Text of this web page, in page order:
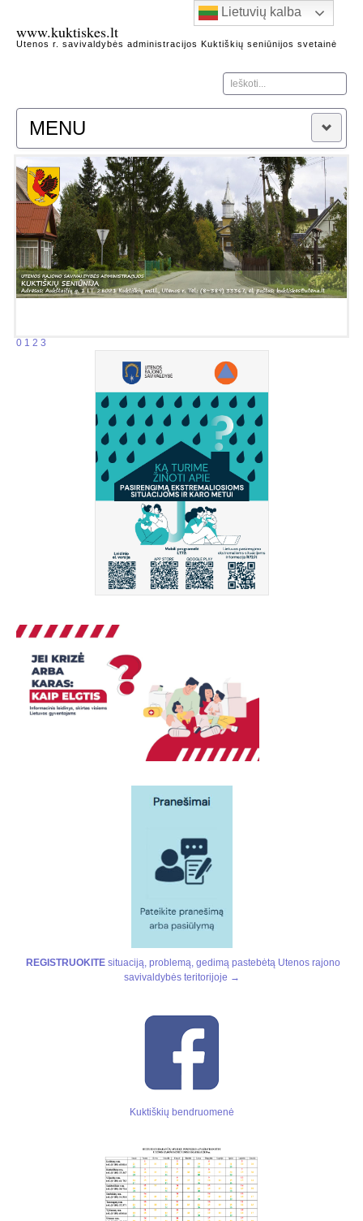
www.kuktiskes.lt
Utenos r. savivaldybės administracijos Kuktiškių seniūnijos svetainė
Ieškoti...
MENU
Naujienos
Apie seniūniją
Kontaktai
Heraldika
Kuktiškių seniūnijos garbės piliečiai
Kuktiškių kraštas
Architektūros, gamtos, istorijos paminklai
Žymūs Kuktiškių krašto žmonės
Kuktiškių istorijos fragmentai
0 1 2 3
Lietuvių kalba
REGISTRUOKITEsituaciją, problemą, gedimą pastebėtą Utenos rajono
savivaldybės teritorijoje →
Kuktiškių bendruomenė